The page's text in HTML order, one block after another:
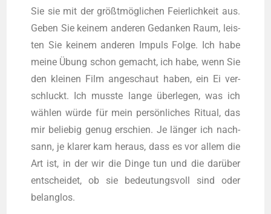
Sie sie mit der größtmöglichen Fei­er­lich­keit aus.
Geben Sie kei­nem ande­ren Gedan­ken Raum, leis­
ten Sie kei­nem ande­ren Impuls Fol­ge. Ich habe
mei­ne Übung schon gemacht, ich habe, wenn Sie
den klei­nen Film ange­schaut haben, ein Ei ver­
schluckt. Ich muss­te lan­ge überlegen, was ich
wählen würde für mein persönliches Ritu­al, das
mir belie­big genug erschien. Je länger ich nach­
sann, je kla­rer kam her­aus, dass es vor allem die
Art ist, in der wir die Din­ge tun und die darüber
ent­schei­det, ob sie bedeu­tungs­voll sind oder
belanglos.